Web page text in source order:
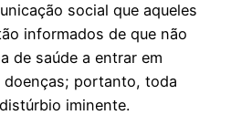
social que aqueles
informados de que não
de saúde a entrar em
portanto, toda
iminente.